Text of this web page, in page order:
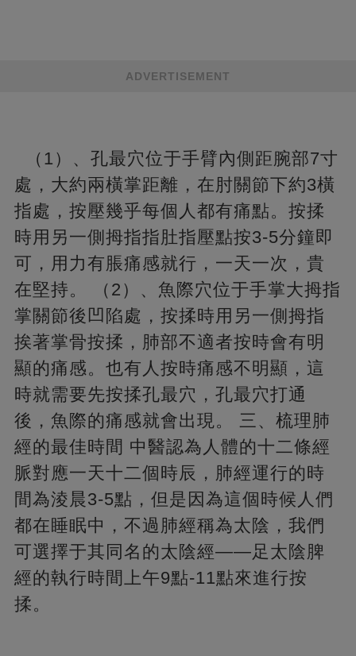
ADVERTISEMENT
（1）、孔最穴位于手臂內側距腕部7寸
處，大約兩橫掌距離，在肘關節下約3橫
指處，按壓幾乎每個人都有痛點。按揉
時用另一側拇指指肚指壓點按3-5分鐘即
可，用力有脹痛感就行，一天一次，貴
在堅持。 （2）、魚際穴位于手掌大拇指
掌關節後凹陷處，按揉時用另一側拇指
挨著掌骨按揉，肺部不適者按時會有明
顯的痛感。也有人按時痛感不明顯，這
時就需要先按揉孔最穴，孔最穴打通
後，魚際的痛感就會出現。 三、梳理肺
經的最佳時間 中醫認為人體的十二條經
脈對應一天十二個時辰，肺經運行的時
間為淩晨3-5點，但是因為這個時候人們
都在睡眠中，不過肺經稱為太陰，我們
可選擇于其同名的太陰經——足太陰脾
經的執行時間上午9點-11點來進行按
揉。